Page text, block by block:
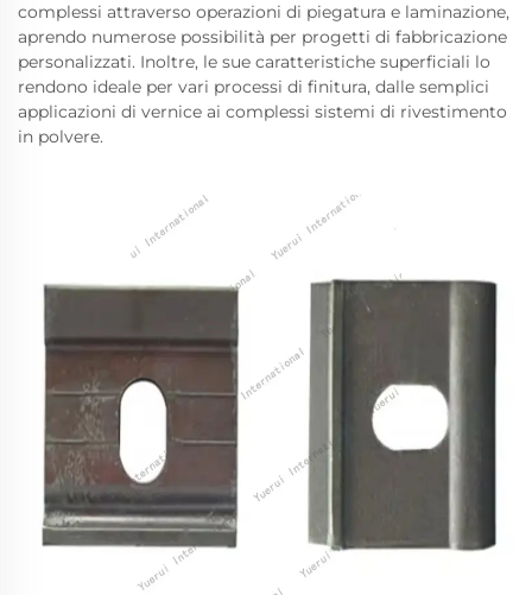
complessi attraverso operazioni di piegatura e laminazione,
aprendo numerose possibilità per progetti di fabbricazione
personalizzati. Inoltre, le sue caratteristiche superficiali lo
rendono ideale per vari processi di finitura, dalle semplici
applicazioni di vernice ai complessi sistemi di rivestimento
in polvere.